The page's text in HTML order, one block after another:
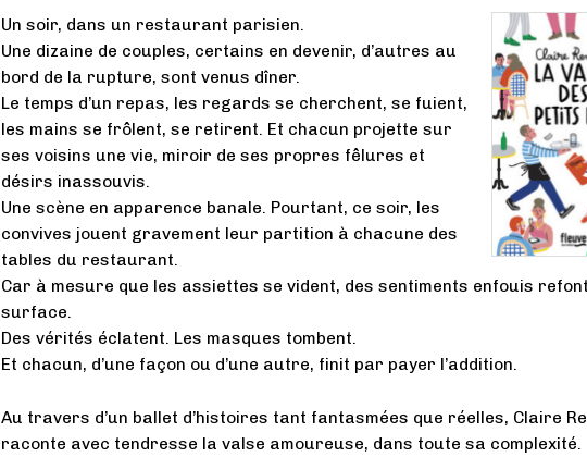
Un soir, dans un restaurant parisien.
Une dizaine de couples, certains en devenir, d’autres au
bord de la rupture, sont venus dîner.
Le temps d’un repas, les regards se cherchent, se fuient,
les mains se frôlent, se retirent. Et chacun projette sur
ses voisins une vie, miroir de ses propres fêlures et
désirs inassouvis.
Une scène en apparence banale. Pourtant, ce soir, les
convives jouent gravement leur partition à chacune des
tables du restaurant.
Car à mesure que les assiettes se vident, des sentiments enfouis refont
surface.
Des vérités éclatent. Les masques tombent.
Et chacun, d’une façon ou d’une autre, finit par payer l’addition.
Au travers d’un ballet d’histoires tant fantasmées que réelles, Claire
raconte avec tendresse la valse amoureuse, dans toute sa complexité.